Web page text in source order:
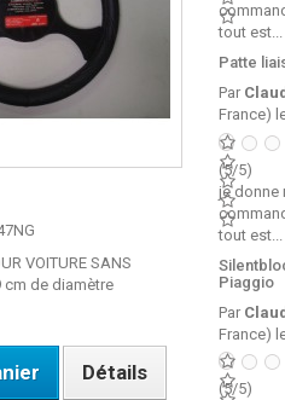
VOITURE SANS
cm de diamètre
Détails
tout est...
Patte
Par
France)
(5/5)
je donne
tout est...
Piaggio
Par
France)
(5/5)